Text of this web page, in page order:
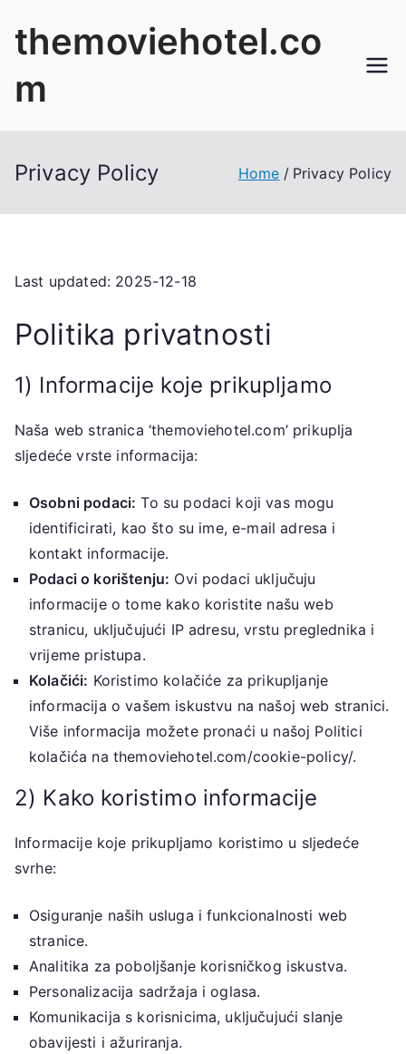
themoviehotel.co
m
Privacy Policy Home Privacy Policy
Last updated: 2025-12-18
Politika privatnosti
1) Informacije koje prikupljamo
Naša web stranica ‘themoviehotel.com’ prikuplja
sljedeće vrste informacija:
Osobni podaci: To su podaci koji vas mogu
identificirati, kao što su ime, e-mail adresa i
kontakt informacije.
Podaci o korištenju: Ovi podaci uključuju
informacije o tome kako koristite našu web
stranicu, uključujući IP adresu, vrstu preglednika i
vrijeme pristupa.
Kolačići: Koristimo kolačiće za prikupljanje
informacija o vašem iskustvu na našoj web stranici.
Više informacija možete pronaći u našoj Politici
kolačića na themoviehotel.com/cookie-policy/.
2) Kako koristimo informacije
Informacije koje prikupljamo koristimo u sljedeće
svrhe:
Osiguranje naših usluga i funkcionalnosti web
stranice.
Analitika za poboljšanje korisničkog iskustva.
Personalizacija sadržaja i oglasa.
Komunikacija s korisnicima, uključujući slanje
obavijesti i ažuriranja.